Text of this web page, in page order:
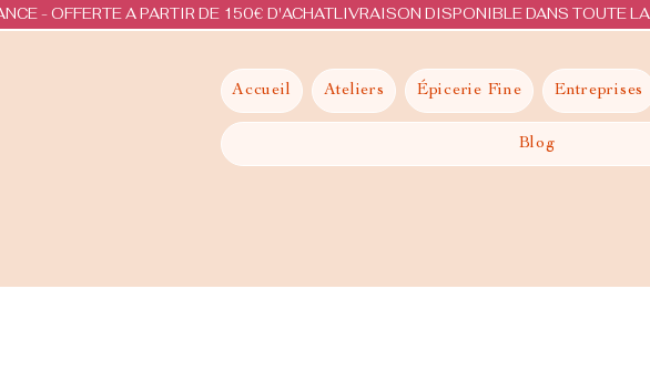
- OFFERTE A PARTIR DE 150€ D'ACHAT
Accueil Ateliers Épicerie Fine Entreprises
Blog